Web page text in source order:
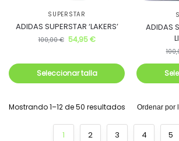
SUPERSTAR
ADIDAS SUPERSTAR ‘LAKERS’
100,00€ 54,95€
Seleccionar talla
ADIDAS
Mostrando 1–12 de 50 resultados
1 2 3 4 5